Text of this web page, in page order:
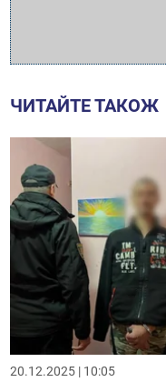
ЧИТАЙТЕ ТАКОЖ
20.12.2025 | 10:05